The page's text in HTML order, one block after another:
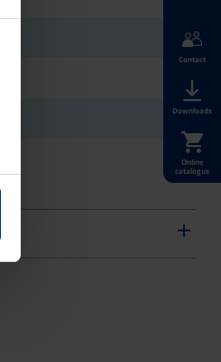
Contact
Downloads
Online
catalogus